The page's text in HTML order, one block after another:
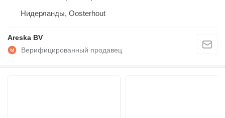
Нидерланды, Oosterhout
Areska BV